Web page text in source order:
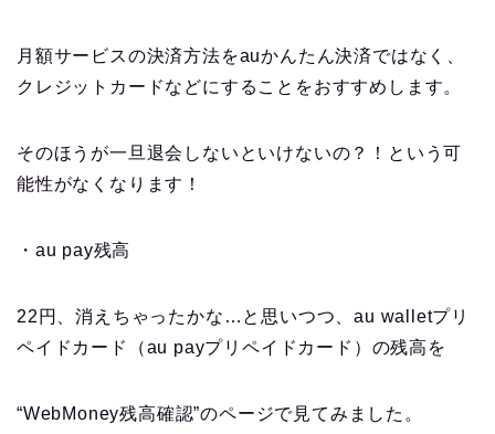
月額サービスの決済方法をauかんたん決済ではなく、
クレジットカードなどにすることをおすすめします。
そのほうが一旦退会しないといけないの？！という可
能性がなくなります！
・au pay残高
22円、消えちゃったかな…と思いつつ、au walletプリ
ペイドカード（au payプリペイドカード）の残高を
“WebMoney残高確認”のページで見てみました。